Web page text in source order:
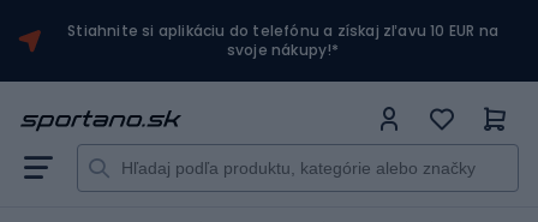
Stiahnite si aplikáciu do telefónu a získaj zľavu 10 EUR na
svoje nákupy!*